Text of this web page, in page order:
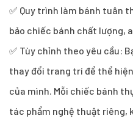
✅ Quy trình làm bánh tuân
bảo chiếc bánh chất lượng,
✅ Tùy chỉnh theo yêu cầu:
thay đổi trang trí để thể
của mình. Mỗi chiếc bánh
tác phẩm nghệ thuật riêng,